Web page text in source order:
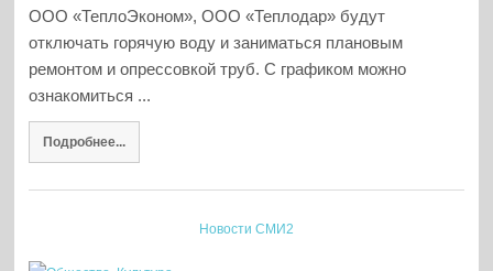
ООО «ТеплоЭконом», ООО «Теплодар» будут
отключать горячую воду и заниматься плановым
ремонтом и опрессовкой труб. С графиком можно
ознакомиться ...
Подробнее...
Новости СМИ2